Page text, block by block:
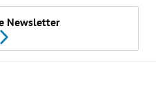
Newsletter